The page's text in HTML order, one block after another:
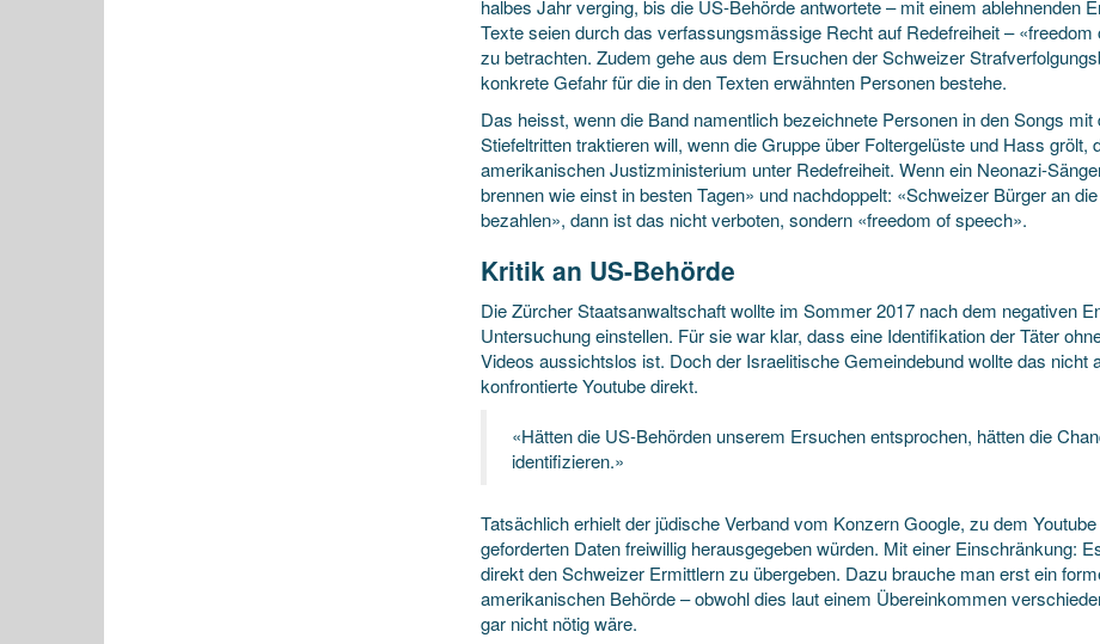
halbes Jahr verging, bis die US-Behörde antwortete – mit einem ablehnenden
Texte seien durch das verfassungsmässige Recht auf Redefreiheit –
zu betrachten. Zudem gehe aus dem Ersuchen der Schweizer
konkrete Gefahr für die in den Texten erwähnten Personen bestehe.
Das heisst, wenn die Band namentlich bezeichnete Personen in den Songs
Stiefeltritten traktieren will, wenn die Gruppe über Foltergelüste und Hass grölt,
amerikanischen Justizministerium unter Redefreiheit. Wenn ein Neonazi-
brennen wie einst in besten Tagen» und nachdoppelt: «Schweizer Bürger an
bezahlen», dann ist das nicht verboten, sondern «freedom of speech».
Kritik an US-Behörde
Die Zürcher Staatsanwaltschaft wollte im Sommer 2017 nach dem negativen
Untersuchung einstellen. Für sie war klar, dass eine Identifikation der Täter
Videos aussichtslos ist. Doch der Israelitische Gemeindebund wollte das nicht
konfrontierte Youtube direkt.
«Hätten die US-Behörden unserem Ersuchen entsprochen, hätten die
identifizieren.»
Tatsächlich erhielt der jüdische Verband vom Konzern Google, zu dem
geforderten Daten freiwillig herausgegeben würden. Mit einer Einschränkung:
direkt den Schweizer Ermittlern zu übergeben. Dazu brauche man erst ein
amerikanischen Behörde – obwohl dies laut einem Übereinkommen
gar nicht nötig wäre.